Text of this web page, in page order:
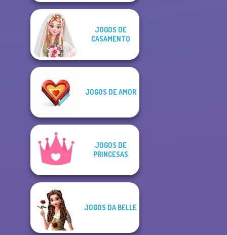
JOGOS DE
CASAMENTO
JOGOS DE AMOR
JOGOS DE
PRINCESAS
JOGOS DA BELLE